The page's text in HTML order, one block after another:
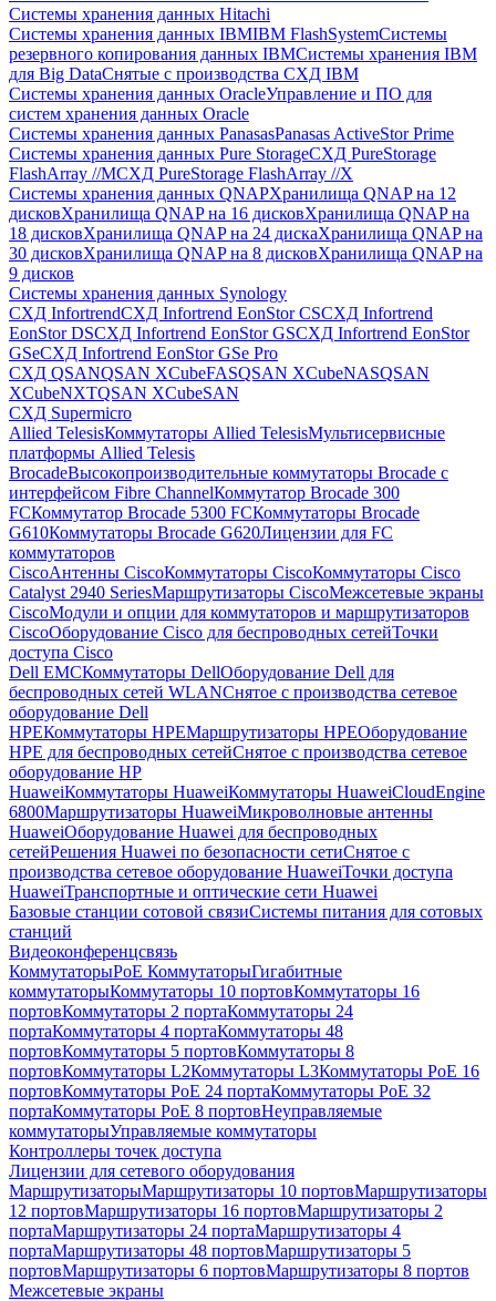
Системы хранения данных Hitachi
Системы хранения данных IBMIBM FlashSystemСистемы
резервного копирования данных IBMСистемы хранения IBM
для Big DataСнятые с производства СХД IBM
Системы хранения данных OracleУправление и ПО для
систем хранения данных Oracle
Системы хранения данных PanasasPanasas ActiveStor Prime
Системы хранения данных Pure StorageСХД PureStorage
FlashArray //MСХД PureStorage FlashArray //X
Системы хранения данных QNAPХранилища QNAP на 12
дисковХранилища QNAP на 16 дисковХранилища QNAP на
18 дисковХранилища QNAP на 24 дискаХранилища QNAP на
30 дисковХранилища QNAP на 8 дисковХранилища QNAP на
9 дисков
Системы хранения данных Synology
СХД InfortrendСХД Infortrend EonStor CSСХД Infortrend
EonStor DSСХД Infortrend EonStor GSСХД Infortrend EonStor
GSeСХД Infortrend EonStor GSe Pro
СХД QSANQSAN XCubeFASQSAN XCubeNASQSAN
XCubeNXTQSAN XCubeSAN
СХД Supermicro
Allied TelesisКоммутаторы Allied TelesisМультисервисные
платформы Allied Telesis
BrocadeВысокопроизводительные коммутаторы Brocade с
интерфейсом Fibre ChannelКоммутатор Brocade 300
FCКоммутатор Brocade 5300 FCКоммутаторы Brocade
G610Коммутаторы Brocade G620Лицензии для FC
коммутаторов
CiscoАнтенны CiscoКоммутаторы CiscoКоммутаторы Cisco
Catalyst 2940 SeriesМаршрутизаторы CiscoМежсетевые экраны
CiscoМодули и опции для коммутаторов и маршрутизаторов
CiscoОборудование Cisco для беспроводных сетейТочки
доступа Cisco
Dell EMCКоммутаторы DellОборудование Dell для
беспроводных сетей WLANСнятое с производства сетевое
оборудование Dell
HPEКоммутаторы HPEМаршрутизаторы HPEОборудование
HPE для беспроводных сетейСнятое с производства сетевое
оборудование HP
HuaweiКоммутаторы HuaweiКоммутаторы HuaweiCloudEngine
6800Маршрутизаторы HuaweiМикроволновые антенны
HuaweiОборудование Huawei для беспроводных
сетейРешения Huawei по безопасности сетиСнятое с
производства сетевое оборудование HuaweiТочки доступа
HuaweiТранспортные и оптические сети Huawei
Базовые станции сотовой связиСистемы питания для сотовых
станций
Видеоконференцсвязь
КоммутаторыPoE КоммутаторыГигабитные
коммутаторыКоммутаторы 10 портовКоммутаторы 16
портовКоммутаторы 2 портаКоммутаторы 24
портаКоммутаторы 4 портаКоммутаторы 48
портовКоммутаторы 5 портовКоммутаторы 8
портовКоммутаторы L2Коммутаторы L3Коммутаторы PoE 16
портовКоммутаторы PoE 24 портаКоммутаторы PoE 32
портаКоммутаторы PoE 8 портовНеуправляемые
коммутаторыУправляемые коммутаторы
Контроллеры точек доступа
Лицензии для сетевого оборудования
МаршрутизаторыМаршрутизаторы 10 портовМаршрутизаторы
12 портовМаршрутизаторы 16 портовМаршрутизаторы 2
портаМаршрутизаторы 24 портаМаршрутизаторы 4
портаМаршрутизаторы 48 портовМаршрутизаторы 5
портовМаршрутизаторы 6 портовМаршрутизаторы 8 портов
Межсетевые экраны